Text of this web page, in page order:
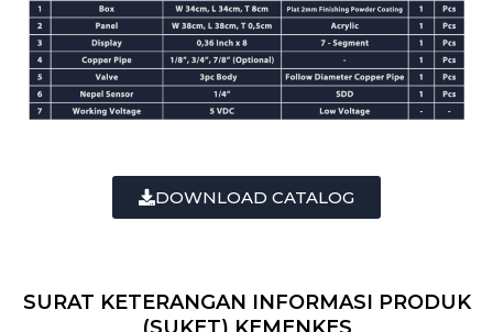
DOWNLOAD CATALOG
SURAT KETERANGAN INFORMASI PRODUK
(SUKET) KEMENKES